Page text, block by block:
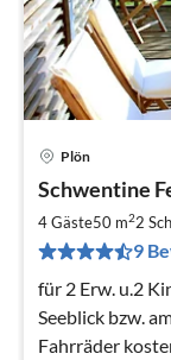
Plön
Schwentine
4 Gäste50 m22
9
für 2 Erw. u.2 Kinder direkt am See, 2 Südterrassen mit
Seeblick bzw.
Fahrräder kostenlos, separates App. im